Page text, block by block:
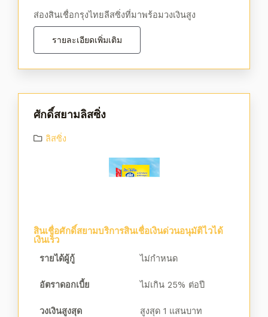
ส่องสินเชื่อกรุงไทยลีสซิ่งที่มาพร้อมวงเงินสูง
รายละเอียดเพิ่มเติม
ศักดิ์สยามลิสซิ่ง
ลิสซิ่ง
สินเชื่อศักดิ์สยามบริการสินเชื่อเงินด่วนอนุมัติไวได้
เงินเร็ว
รายได้ผู้กู้ ไม่กำหนด
อัตราดอกเบี้ย ไม่เกิน 25% ต่อปี
วงเงินสูงสุด สูงสุด 1 แสนบาท